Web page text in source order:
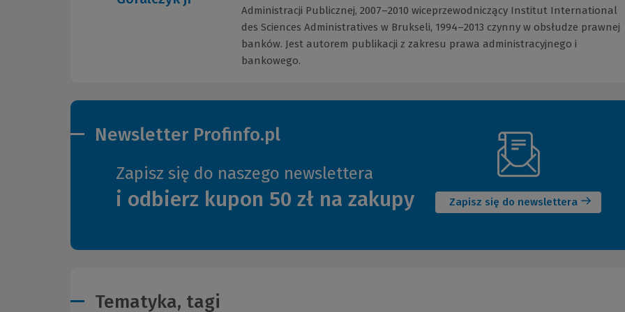
Administracji Publicznej, 2007–2010 wiceprzewodniczący Institut International
des Sciences Administratives w Brukseli, 1994–2013 czynny w obsłudze prawnej
banków. Jest autorem publikacji z zakresu prawa administracyjnego i
bankowego.
Newsletter Profinfo.pl
Zapisz się do naszego newslettera
i odbierz kupon 50 zł na zakupy Zapisz się do newslettera
(Nowe
okno)
Tematyka, tagi